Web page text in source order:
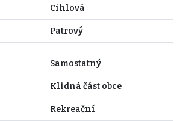
Cihlová
Patrový
Samostatný
Klidná část obce
Rekreační